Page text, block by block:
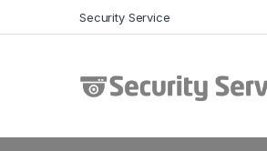
Security Service